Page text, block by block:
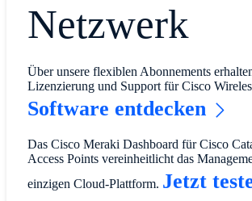
Netzwerk
Über unsere flexiblen Abonnements
Lizenzierung und Support für Cisco
Software entdecken
Das Cisco Meraki Dashboard für Cisco
Access Points vereinheitlicht das
einzigen Cloud-Plattform. Jetzt